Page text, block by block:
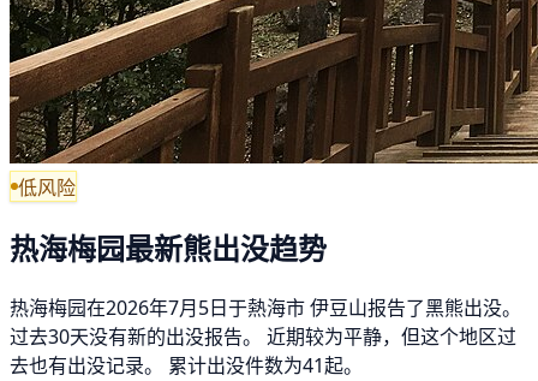
低风险
热海梅园最新熊出没趋势
热海梅园在2026年7月5日于熱海市 伊豆山报告了黑熊出没。
过去30天没有新的出没报告。 近期较为平静，但这个地区过
去也有出没记录。 累计出没件数为41起。